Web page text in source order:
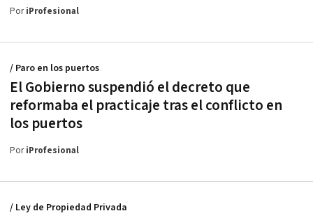
PoriProfesional
El Gobierno suspendió el decreto que
reformaba el practicaje tras el conflicto en
los puertos
/ Paro en los puertos
PoriProfesional
/ Ley de Propiedad Privada